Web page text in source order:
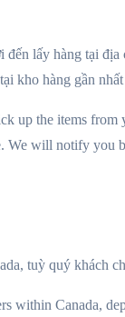
đến lấy hàng tại
kho hàng gần
up the items
We will notify you
tuỳ quý khách
within Canada,